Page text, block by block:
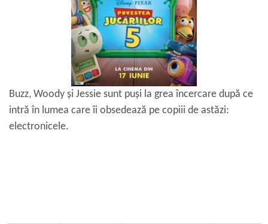
Buzz, Woody și Jessie sunt puși la grea încercare după ce
intră în lumea care îi obsedează pe copiii de astăzi:
electronicele.